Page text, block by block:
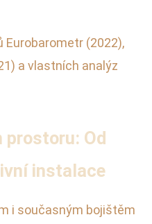
Eurobarometr (2022),
a vlastních analýz
prostoru: Od
instalace
i současným bojištěm